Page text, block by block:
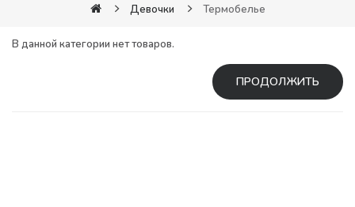
Девочки Термобелье
В данной категории нет товаров.
ПРОДОЛЖИТЬ